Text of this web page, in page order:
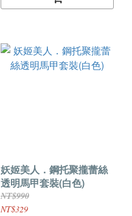
妖姬美人．鋼托聚攏蕾絲
透明馬甲套裝(白色)
NT$990
NT$329